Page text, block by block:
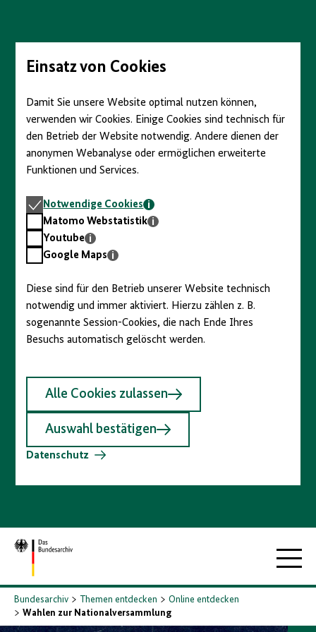
Seiteninhalt
springenEinsatz von Cookies
Damit Sie unsere Website optimal nutzen können,
verwenden wir Cookies. Einige Cookies sind technisch für
den Betrieb der Website notwendig. Andere dienen der
anonymen Webanalyse oder ermöglichen erweiterte
Funktionen und Services.
Notwendige
Cookies
Notwendige Cookies
Matomo
Webstatistik
Matomo Webstatistik
Youtube
Youtube
GoogleGoogle Maps
Diese sind für den Betrieb unserer Website technisch
notwendig und immer aktiviert. Hierzu zählen z. B.
sogenannte Session-Cookies, die nach Ende Ihres
Besuchs automatisch gelöscht werden.
Alle Cookies zulassen
Auswahl bestätigen
Datenschutz
Zur
Startseite
Bundesarchiv Themen entdecken
Online entdecken
Wahlen zur Nationalversammlung